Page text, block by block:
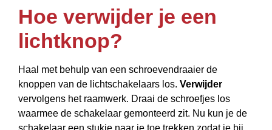
Hoe verwijder je een
lichtknop?
Haal met behulp van een schroevendraaier de
knoppen van de lichtschakelaars los. Verwijder
vervolgens het raamwerk. Draai de schroefjes los
waarmee de schakelaar gemonteerd zit. Nu kun je de
schakelaar een stukje naar je toe trekken zodat je bij